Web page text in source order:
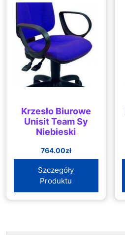
Krzesło Biurowe
Unisit Team Sy
Niebieski
764.00zł
Szczegóły
Produktu